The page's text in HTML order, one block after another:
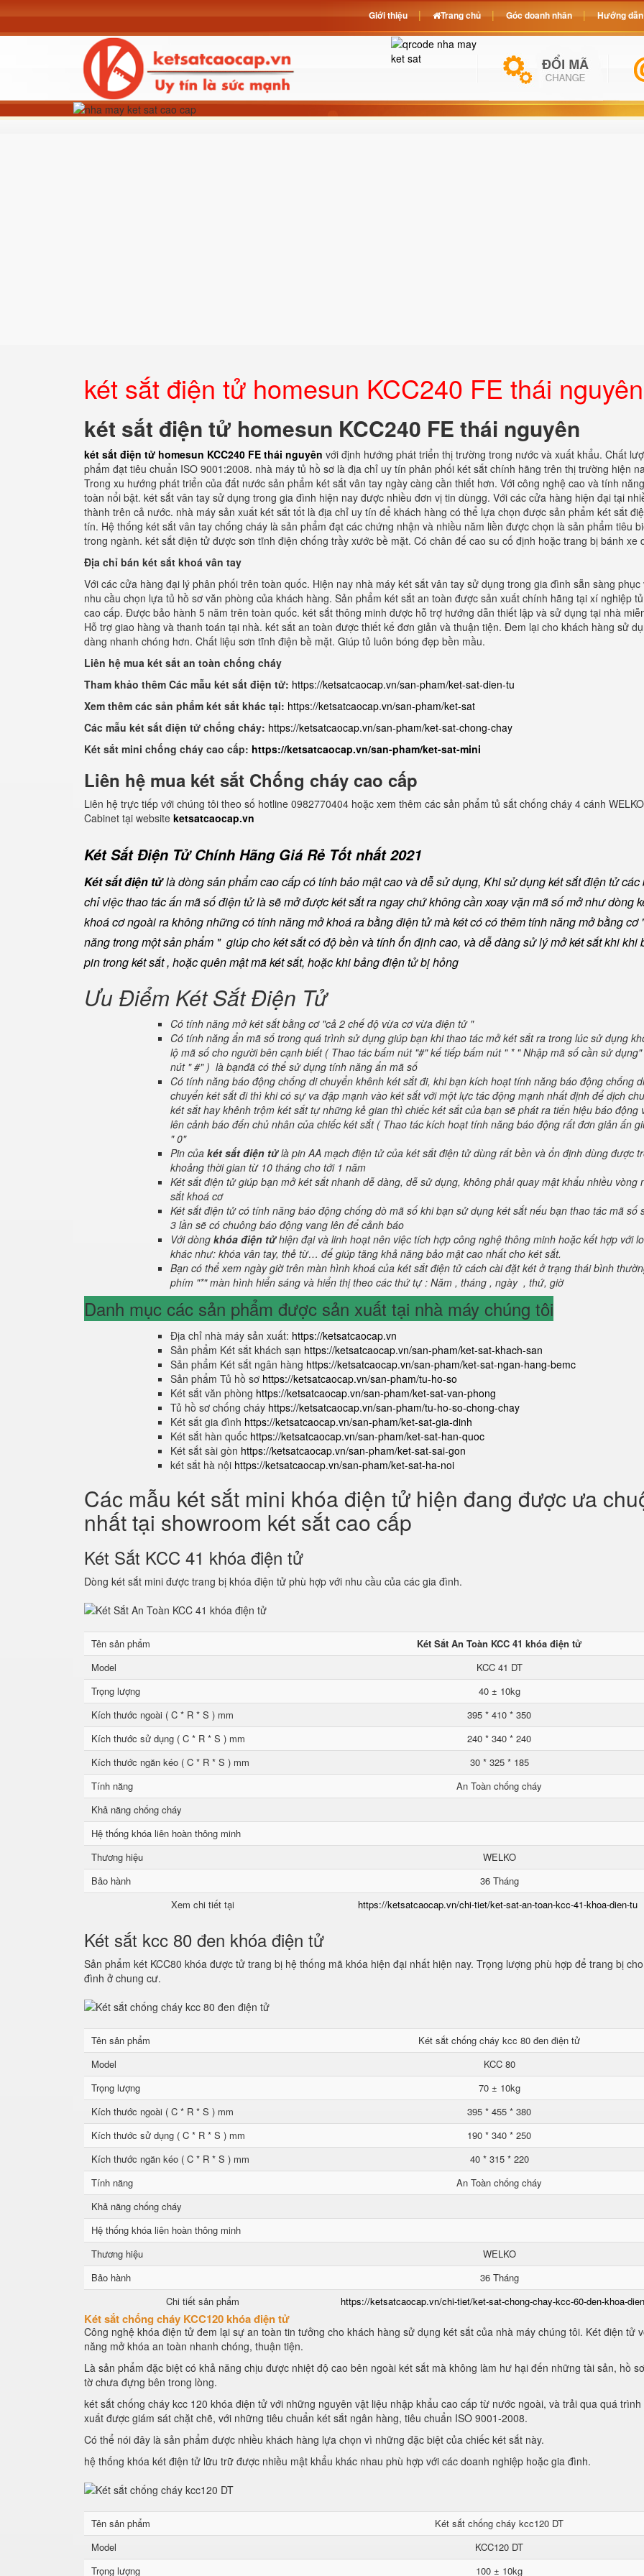
két sắt điện tử homesun KCC240 FE thái nguyên
két sắt điện tử homesun KCC240 FE thái nguyên
két sắt điện tử homesun KCC240 FE thái nguyên với định hướng phát triển thị trường trong nước và xuất khẩu. Chất
phẩm đạt tiêu chuẩn ISO 9001:2008. nhà máy tủ hồ sơ là địa chỉ uy tín phân phối két sắt chính hãng trên thị trường hiện
Trong xu hướng phát triển của đất nước sản phẩm két sắt vân tay ngày càng cần thiết hơn. Với công nghệ cao và tính
toàn nổi bật. két sắt vân tay sử dụng trong gia đình hiện nay được nhiều đơn vị tin dùngg. Với các cửa hàng hiện đại tại
thành trên cả nước. nhà máy sản xuất két sắt tốt là địa chỉ uy tín để khách hàng có thể lựa chọn được sản phẩm két sắt
tín. Hệ thống két sắt vân tay chống cháy là sản phẩm đạt các chứng nhận và nhiều năm liền được chọn là sản phẩm tiêu
trong ngành. két sắt điện tử được sơn tĩnh điện chống trầy xước bề mặt. Có chân đế cao su cố định hoặc trang bị bánh xe
Địa chỉ bán két sắt khoá vân tay
Với các cửa hàng đại lý phân phối trên toàn quốc. Hiện nay nhà máy két sắt vân tay sử dụng trong gia đình sẵn sàng phục
nhu cầu chọn lựa tủ hồ sơ văn phòng của khách hàng. Sản phẩm két sắt an toàn được sản xuất chính hãng tại xí nghiệp
cao cấp. Được bảo hành 5 năm trên toàn quốc. két sắt thông minh được hỗ trợ hướng dẫn thiết lập và sử dụng tại nhà
Hỗ trợ giao hàng và thanh toán tại nhà. két sắt an toàn được thiết kế đơn giản và thuận tiện. Đem lại cho khách hàng sử
dàng nhanh chóng hơn. Chất liệu sơn tĩnh điện bề mặt. Giúp tủ luôn bóng đẹp bền mầu.
Liên hệ mua két sắt an toàn chống cháy
Tham khảo thêm Các mẫu két sắt điện tử: https://ketsatcaocap.vn/san-pham/ket-sat-dien-tu
Xem thêm các sản phẩm két sắt khác tại: https://ketsatcaocap.vn/san-pham/ket-sat
Các mẫu két sắt điện tử chống cháy: https://ketsatcaocap.vn/san-pham/ket-sat-chong-chay
Két sắt mini chống cháy cao cấp: https://ketsatcaocap.vn/san-pham/ket-sat-mini
Liên hệ mua két sắt Chống cháy cao cấp
Liên hệ trực tiếp với chúng tôi theo số hotline 0982770404 hoặc xem thêm các sản phẩm tủ sắt chống cháy 4 cánh
Cabinet tại website ketsatcaocap.vn
Két Sắt Điện Tử Chính Hãng Giá Rẻ Tốt nhất 2021
Két sắt điện tửlà dòng sản phẩm cao cấp có tính bảo mật cao và dễ sử dụng, Khi sử dụng két sắt điện tử các
chỉ việc thao tác ấn mã số điện tử là sẽ mở được két sắt ra ngay chứ không cần xoay vặn mã số mở như dòng
khoá cơ ngoài ra không những có tính năng mở khoá ra bằng điện tử mà két có có thêm tính năng mở bằng cơ
năng trong một sản phẩm " giúp cho két sắt có độ bền và tính ổn định cao, và dễ dàng sử lý mở két sắt khi khi
pin trong két sắt , hoặc quên mật mã két sắt, hoặc khi bảng điện tử bị hỏng
Ưu Điểm Két Sắt Điện Tử
Có tính năng mở két sắt bằng cơ "cả 2 chế độ vừa cơ vừa điện tử "
Có tính năng ẩn mã số trong quá trình sử dụng giúp bạn khi thao tác mở két sắt ra trong lúc sử dụng
lộ mã số cho người bên cạnh biết ( Thao tác bấm nút "#" kế tiếp bấm nút " * " Nhập mã số cần sử
nút " #" ) là bạnđã có thể sử dụng tính năng ẩn mã số
Có tính năng báo động chống di chuyển khênh két sắt đi, khi bạn kích hoạt tính năng báo động chống di
chuyển két sắt đi thì khi có sự va đập mạnh vào két sắt với một lực tác động mạnh nhất định để dịch
két sắt hay khênh trộm két sắt tự những kẻ gian thì chiếc két sắt của bạn sẽ phát ra tiến hiệu báo động
lên cảnh báo đến chủ nhân của chiếc két sắt ( Thao tác kích hoạt tính năng báo động rất đơn giản ấn
" 0"
Pin của két sắt điện tửlà pin AA mạch điện tử của két sắt điện tử dùng rất bền và ổn định dùng được
khoảng thời gian từ 10 tháng cho tới 1 năm
Két sắt điện tử giúp bạn mở két sắt nhanh dễ dàng, dễ sử dụng, không phải quay mật khẩu nhiều vòng
sắt khoá cơ
Két sắt điện tử có tính năng báo động chống dò mã số khi bạn sử dụng két sắt nếu bạn thao tác mã số
3 lần sẽ có chuông báo động vang lên để cảnh báo
Với dòng khóa điện tửhiện đại và linh hoạt nên việc tích hợp công nghệ thông minh hoặc kết hợp với
khác như: khóa vân tay, thẻ từ… để giúp tăng khả năng bảo mật cao nhất cho két sắt.
Bạn có thể xem ngày giờ trên màn hình khoá của két sắt điện tử cách cài đặt két ở trạng thái bình
phím "*" màn hình hiển sáng và hiển thị theo các thứ tự : Năm , tháng , ngày , thứ, giờ
Danh mục các sản phẩm được sản xuất tại nhà máy chúng tôi
Địa chỉ nhà máy sản xuất: https://ketsatcaocap.vn
Sản phẩm Két sắt khách sạn https://ketsatcaocap.vn/san-pham/ket-sat-khach-san
Sản phẩm Két sắt ngân hàng https://ketsatcaocap.vn/san-pham/ket-sat-ngan-hang-bemc
Sản phẩm Tủ hồ sơ https://ketsatcaocap.vn/san-pham/tu-ho-so
Két sắt văn phòng https://ketsatcaocap.vn/san-pham/ket-sat-van-phong
Tủ hồ sơ chống cháy https://ketsatcaocap.vn/san-pham/tu-ho-so-chong-chay
Két sắt gia đình https://ketsatcaocap.vn/san-pham/ket-sat-gia-dinh
Két sắt hàn quốc https://ketsatcaocap.vn/san-pham/ket-sat-han-quoc
Két sắt sài gòn https://ketsatcaocap.vn/san-pham/ket-sat-sai-gon
két sắt hà nội https://ketsatcaocap.vn/san-pham/ket-sat-ha-noi
Các mẫu két sắt mini khóa điện tử hiện đang được ưa
nhất tại showroom két sắt cao cấp
Két Sắt KCC 41 khóa điện tử
Dòng két sắt mini được trang bị khóa điện tử phù hợp với nhu cầu của các gia đình.
Tên sản phẩm
Két Sắt An Toàn KCC 41 khóa điện tử
Model
KCC 41 DT
Trọng lượng
40 ± 10kg
Kích thước ngoài ( C * R * S ) mm
395 * 410 * 350
Kích thước sử dụng ( C * R * S ) mm
240 * 340 * 240
Kích thước ngăn kéo ( C * R * S ) mm
30 * 325 * 185
Tính năng
An Toàn chống cháy
Khả năng chống cháy
Hệ thống khóa liên hoàn thông minh
Thương hiệu
WELKO
Bảo hành
36 Tháng
Xem chi tiết tại
https://ketsatcaocap.vn/chi-tiet/ket-sat-an-toan-kcc-41-khoa-dien-tu
Két sắt kcc 80 đen khóa điện tử
Sản phẩm két KCC80 khóa được tử trang bị hệ thống mã khóa hiện đại nhất hiện nay. Trọng lượng phù hợp để trang bị
đình ở chung cư.
Tên sản phẩm
Két sắt chống cháy kcc 80 đen điện tử
Model
KCC 80
Trọng lượng
70 ± 10kg
Kích thước ngoài ( C * R * S ) mm
395 * 455 * 380
Kích thước sử dụng ( C * R * S ) mm
190 * 340 * 250
Kích thước ngăn kéo ( C * R * S ) mm
40 * 315 * 220
Tính năng
An Toàn chống cháy
Khả năng chống cháy
Hệ thống khóa liên hoàn thông minh
Thương hiệu
WELKO
Bảo hành
36 Tháng
Chi tiết sản phẩm
https://ketsatcaocap.vn/chi-tiet/ket-sat-chong-chay-kcc-60-den-khoa-
Két sắt chống cháy KCC120 khóa điện tử
Công nghệ khóa điện tử đem lại sự an toàn tin tưởng cho khách hàng sử dụng két sắt của nhà máy chúng tôi. Két điện tử
năng mở khóa an toàn nhanh chóng, thuận tiện.
Là sản phẩm đặc biệt có khả năng chịu được nhiệt độ cao bên ngoài két sắt mà không làm hư hại đến những tài sản, hồ
tờ chưa đựng bên trong lòng.
két sắt chống cháy kcc 120 khóa điện tử với những nguyên vật liệu nhập khẩu cao cấp từ nước ngoài, và trải qua quá trình
xuất được giám sát chặt chẽ, với những tiêu chuẩn két sắt ngân hàng, tiêu chuẩn ISO 9001-2008.
Có thể nói đây là sản phẩm được nhiều khách hàng lựa chọn vì những đặc biệt của chiếc két sắt này.
hệ thống khóa két điện tử lữu trữ được nhiều mật khẩu khác nhau phù hợp với các doanh nghiệp hoặc gia đình.
Tên sản phẩm
Két sắt chống cháy kcc120 DT
Model
KCC120 DT
Trọng lượng
100 ± 10kg
Giới thiệu Trang chủ Góc doanh nhân Hướng